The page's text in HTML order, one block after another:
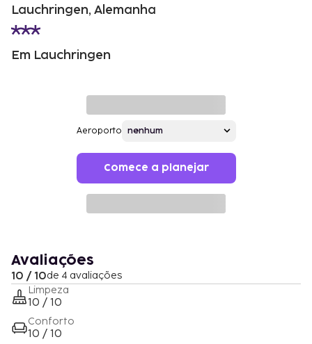
Lauchringen, Alemanha
Em Lauchringen
Aeroporto
Comece a planejar
Avaliações
10 / 10de 4 avaliações
Limpeza
10 / 10
Conforto
10 / 10